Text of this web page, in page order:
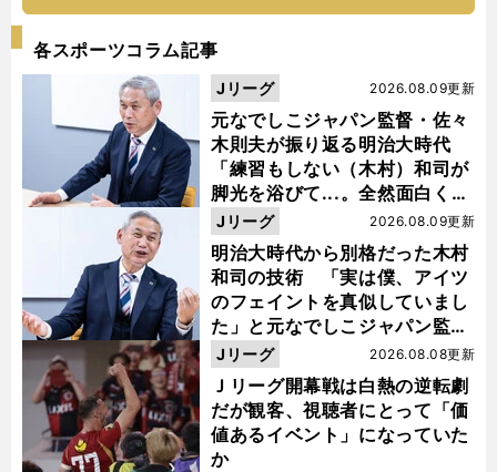
各スポーツコラム記事
元なでしこジャパン監督・佐々
木則夫が振り返る明治大時代
「練習もしない（木村）和司が
脚光を浴びて...。全然面白くな
い４年間でした」
2026.08.09更新
Jリーグ
明治大時代から別格だった木村
和司の技術 「実は僕、アイツ
のフェイントを真似していまし
た」と元なでしこジャパン監
督・佐々木則夫
2026.08.09更新
Jリーグ
Ｊリーグ開幕戦は白熱の逆転劇
だが観客、視聴者にとって「価
値あるイベント」になっていた
か
2026.08.08更新
Jリーグ